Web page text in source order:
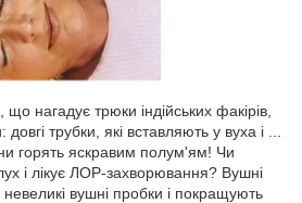
нагадує трюки індійських факірів,
трубки, які вставляють у вуха і ...
горять яскравим полум'ям! Чи
і лікує ЛОР-захворювання? Вушні
вушні пробки і покращують